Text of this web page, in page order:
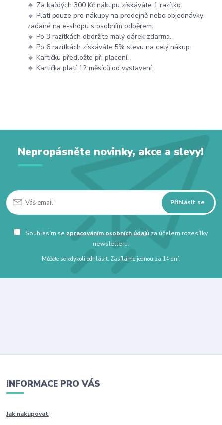
🔹 Za každých 300 Kč nákupu získáváte 1 razítko.
🔹 Platí pouze pro nákupy na prodejně nebo objednávky
zadané na e-shopu s osobním odběrem.
🔹 Po 3 razítkách obdržíte malý dárek zdarma.
🔹 Po 6 razítkách získáváte 5% slevu na celý nákup.
🔹 Kartičku předložte při placení.
🔹 Kartička platí 12 měsíců od vystavení.
Nepropásněte novinky, akce a slevy!
Přihlásit se
Souhlasím se zpracováním osobních údajů za účelem rozesílky
newsletteru.
Můžete se kdykoli odhlásit. Zasíláme jednou za 14 dní.
INFORMACE PRO VÁS
Jak nakupovat